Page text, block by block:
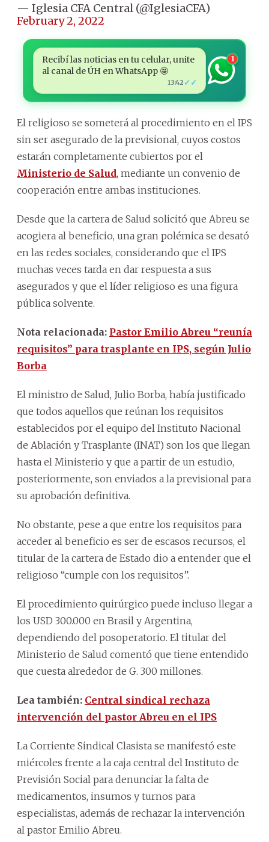
— Iglesia CFA Central (@IglesiaCFA)
February 2, 2022
Recibí las noticias en tu celular, unite
al canal de ÚH en WhatsApp 🤩
13:42 ✓✓
1
El religioso se someterá al procedimiento en el IPS
sin ser asegurado de la previsional, cuyos costos
estarán completamente cubiertos por el
Ministerio de Salud, mediante un convenio de
cooperación entre ambas instituciones.
Desde que la cartera de Salud solicitó que Abreu se
acogiera al beneficio, una gran polémica se desató
en las redes sociales, considerando que el IPS
muchas veces tarda en dar respuesta a sus
asegurados y que el líder religioso es una figura
pública solvente.
Nota relacionada: Pastor Emilio Abreu “reunía
requisitos” para trasplante en IPS, según Julio
Borba
El ministro de Salud, Julio Borba, había justificado
que todos aquellos que reúnan los requisitos
establecidos por el equipo del Instituto Nacional
de Ablación y Trasplante (INAT) son los que llegan
hasta el Ministerio y que a partir de un estudio,
posteriormente, son enviados a la previsional para
su aprobación definitiva.
No obstante, pese a que entre los requisitos para
acceder al beneficio es ser de escasos recursos, el
titular de la cartera de Estado dio a entender que el
religioso “cumple con los requisitos”.
El procedimiento quirúrgico puede incluso llegar a
los USD 300.000 en Brasil y Argentina,
dependiendo del posoperatorio. El titular del
Ministerio de Salud comentó que tiene entendido
que cuesta alrededor de G. 300 millones.
Lea también: Central sindical rechaza
intervención del pastor Abreu en el IPS
La Corriente Sindical Clasista se manifestó este
miércoles frente a la caja central del Instituto de
Previsión Social para denunciar la falta de
medicamentos, insumos y turnos para
especialistas, además de rechazar la intervención
al pastor Emilio Abreu.